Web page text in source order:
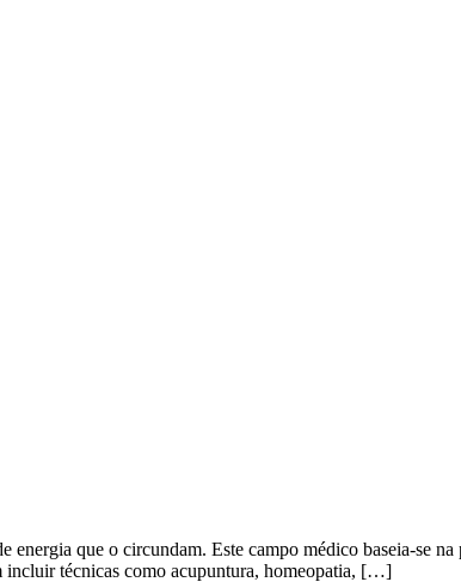
que o circundam. Este campo médico baseia-se na
incluir técnicas como acupuntura, homeopatia, […]